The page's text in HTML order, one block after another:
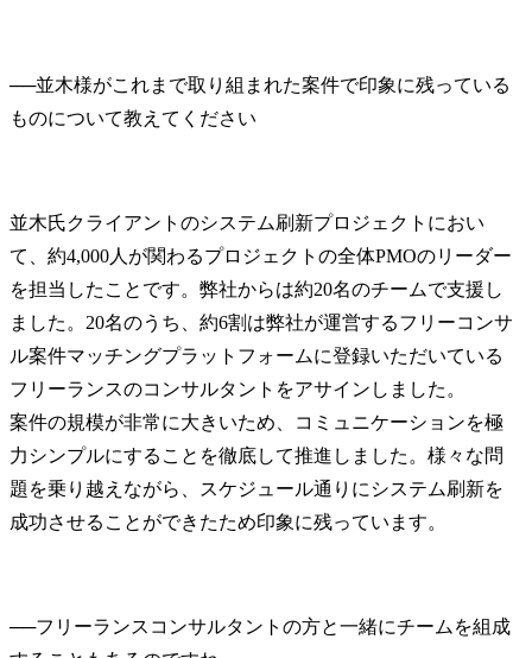
──並木様がこれまで取り組まれた案件で印象に残っている
並木氏クライアントのシステム刷新プロジェクトにおい
て、約4,000人が関わるプロジェクトの全体PMOのリーダー
を担当したことです。弊社からは約20名のチームで支援し
ました。20名のうち、約6割は弊社が運営するフリーコンサ
ル案件マッチングプラットフォームに登録いただいている
フリーランスのコンサルタントをアサインしました。
案件の規模が非常に大きいため、コミュニケーションを極
力シンプルにすることを徹底して推進しました。様々な問
題を乗り越えながら、スケジュール通りにシステム刷新を
成功させることができたため印象に残っています。
──フリーランスコンサルタントの方と一緒にチームを組成